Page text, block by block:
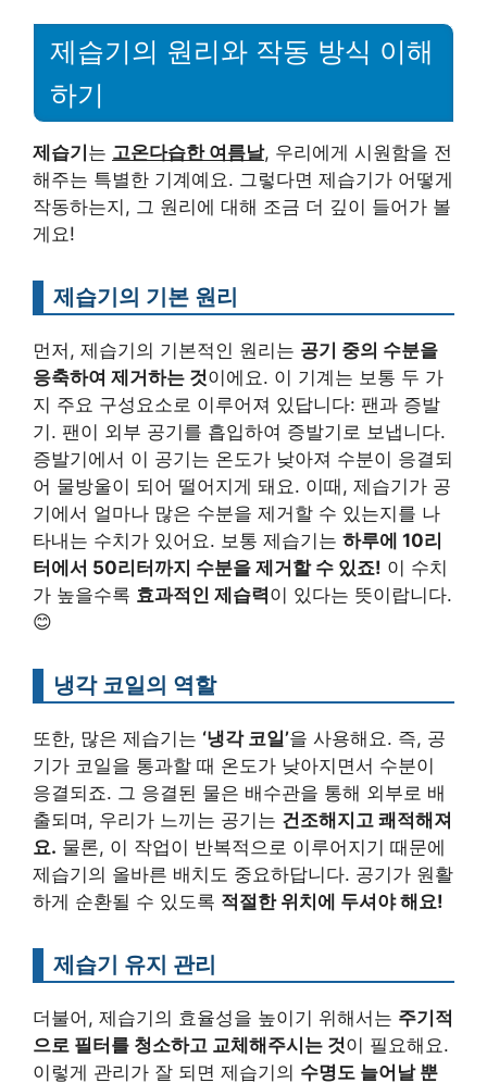
제습기의 원리와 작동 방식 이해
하기
제습기 는 고온다습한 여름날, 우리에게 시원함을 전
해주는 특별한 기계예요. 그렇다면 제습기가 어떻게
작동하는지, 그 원리에 대해 조금 더 깊이 들어가 볼
게요!
제습기의 기본 원리
먼저, 제습기의 기본적인 원리는 공기 중의 수분을
응축하여 제거하는 것이에요. 이 기계는 보통 두 가
지 주요 구성요소로 이루어져 있답니다: 팬과 증발
기. 팬이 외부 공기를 흡입하여 증발기로 보냅니다.
증발기에서 이 공기는 온도가 낮아져 수분이 응결되
어 물방울이 되어 떨어지게 돼요. 이때, 제습기가 공
기에서 얼마나 많은 수분을 제거할 수 있는지를 나
타내는 수치가 있어요. 보통 제습기는 하루에 10리
터에서 50리터까지 수분을 제거할 수 있죠! 이 수치
가 높을수록 효과적인 제습력이 있다는 뜻이랍니다.
😊
냉각 코일의 역할
또한, 많은 제습기는 ‘냉각 코일’을 사용해요. 즉, 공
기가 코일을 통과할 때 온도가 낮아지면서 수분이
응결되죠. 그 응결된 물은 배수관을 통해 외부로 배
출되며, 우리가 느끼는 공기는 건조해지고 쾌적해져
요. 물론, 이 작업이 반복적으로 이루어지기 때문에
제습기의 올바른 배치도 중요하답니다. 공기가 원활
하게 순환될 수 있도록 적절한 위치에 두셔야 해요!
제습기 유지 관리
더불어, 제습기의 효율성을 높이기 위해서는 주기적
으로 필터를 청소하고 교체해주시는 것이 필요해요.
이렇게 관리가 잘 되면 제습기의 수명도 늘어날 뿐